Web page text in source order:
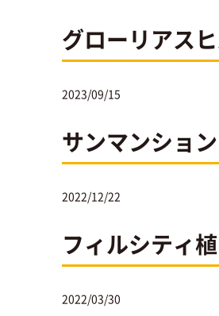
グローリアス
2023/09/15
サンマンショ
2022/12/22
フィルシティ
2022/03/30